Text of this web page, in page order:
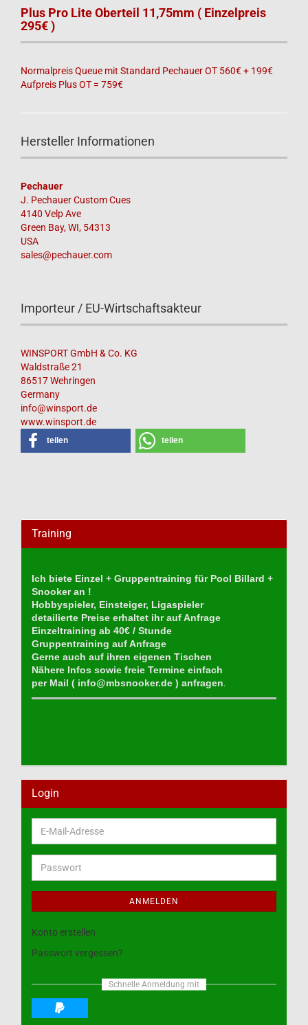
Plus Pro Lite Oberteil 11,75mm ( Einzelpreis
295€ )
Normalpreis Queue mit Standard Pechauer OT 560€ + 199€
Aufpreis Plus OT = 759€
Hersteller Informationen
Pechauer
J. Pechauer Custom Cues
4140 Velp Ave
Green Bay, WI, 54313
USA
sales@pechauer.com
Importeur / EU-Wirtschaftsakteur
WINSPORT GmbH & Co. KG
Waldstraße 21
86517 Wehringen
Germany
info@winsport.de
www.winsport.de
teilen teilen
Training
Ich biete Einzel + Gruppentraining für Pool Billard +
Snooker an !
Hobbyspieler, Einsteiger, Ligaspieler
detailierte Preise erhaltet ihr auf Anfrage
Einzeltraining ab 40€ / Stunde
Gruppentraining auf Anfrage
Gerne auch auf ihren eigenen Tischen
Nähere Infos sowie freie Termine einfach
per Mail ( info@mbsnooker.de ) anfragen.
Login
E-
Mail-
Adresse
Passwort
ANMELDEN
Konto erstellen
Passwort vergessen?
Schnelle Anmeldung mit